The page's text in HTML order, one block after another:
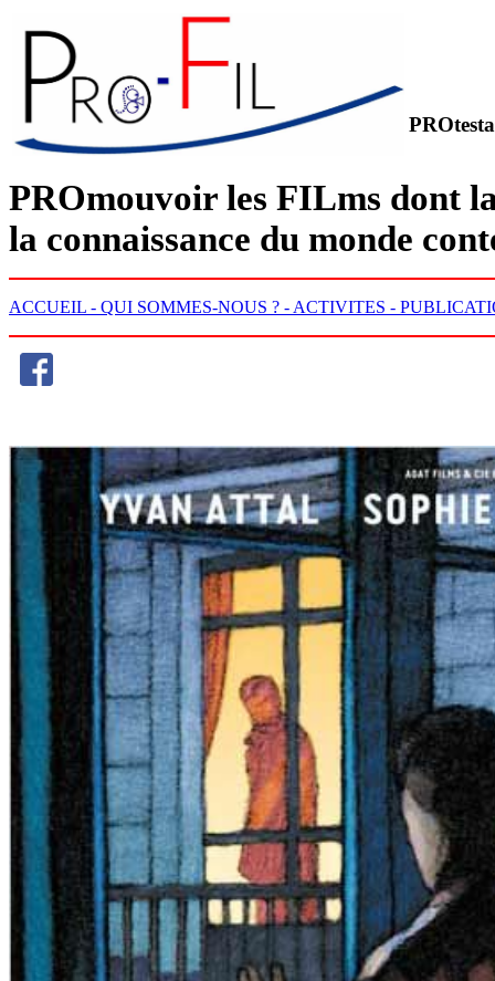
PROmouvoir les FILms dont
la connaissance du monde
ACCUEIL - QUI SOMMES-NOUS ? - ACTIVITES -